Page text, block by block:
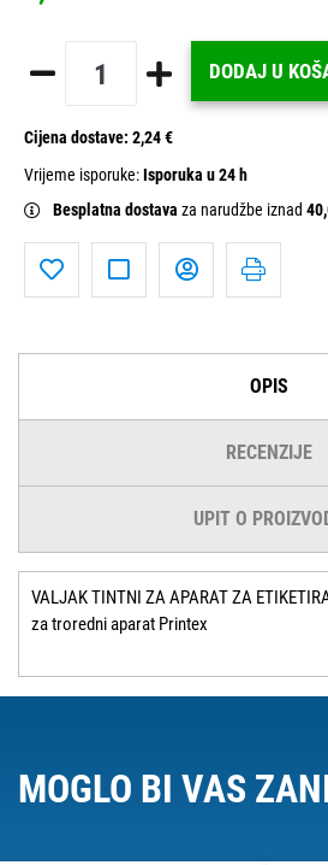
DODAJ U
Cijena dostave: 2,24 €
Vrijeme isporuke:Isporuka u 24 h
Besplatna dostava za narudžbe iznad
OPIS
RECENZIJE
UPIT O
VALJAK TINTNI ZA APARAT ZA
za troredni aparat Printex
MOGLO BI VAS